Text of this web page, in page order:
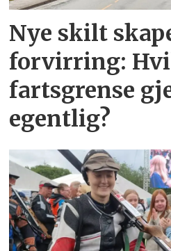
Nye skilt
forvirring:
fartsgrense
egentlig?